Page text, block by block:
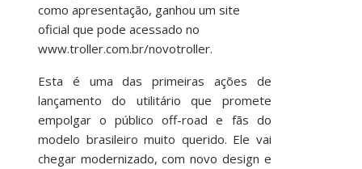
como apresentação, ganhou um site
oficial que pode acessado no
www.troller.com.br/novotroller.
Esta é uma das primeiras ações de
lançamento do utilitário que promete
empolgar o público off-road e fãs do
modelo brasileiro muito querido. Ele vai
chegar modernizado, com novo design e